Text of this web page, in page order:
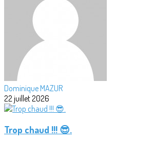
Dominique MAZUR
22 juillet 2026
Trop chaud !!! 😎.